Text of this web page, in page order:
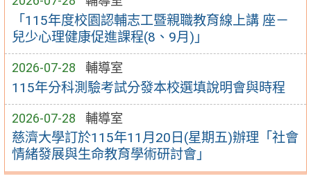
「115年度校園認輔志工暨親職教育線上講 座－
兒少心理健康促進課程(8、9月)」
2026-07-28 輔導室
115年分科測驗考試分發本校選填說明會與時程
2026-07-28 輔導室
慈濟大學訂於115年11月20日(星期五)辦理「社會
情緒發展與生命教育學術研討會」